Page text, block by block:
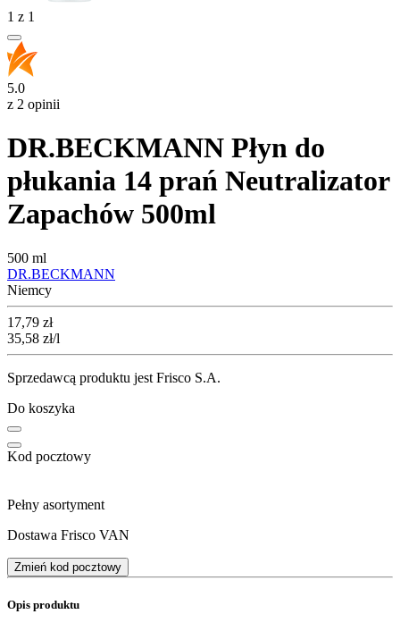
1 z 1
5.0
z 2 opinii
DR.BECKMANN Płyn do
płukania 14 prań Neutralizator
Zapachów 500ml
500 ml
DR.BECKMANN
Niemcy
Cena
17,79 zł
35,58 zł/l
Sprzedawcą produktu jest Frisco S.A.
Do koszyka
Kod pocztowy
Pełny asortyment
Dostawa Frisco VAN
Zmień kod pocztowy
Opis produktu